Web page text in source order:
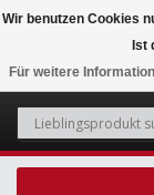
Wir benutzen Cookies
Ist
Für weitere